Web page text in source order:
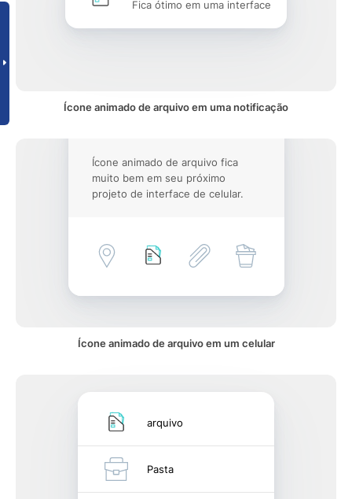
Fica ótimo em uma interface
Ícone animado de arquivo em uma notificação
Ícone animado de arquivo fica
muito bem em seu próximo
projeto de interface de celular.
Ícone animado de arquivo em um celular
arquivo
Pasta